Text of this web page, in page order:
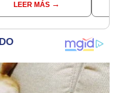
víctimas
LEER MÁS